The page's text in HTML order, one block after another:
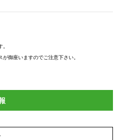
御座いますのでご注意下さい。